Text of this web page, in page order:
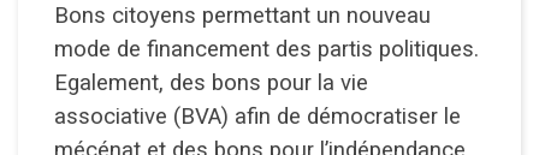
Bons citoyens permettant un nouveau
mode de financement des partis politiques.
Egalement, des bons pour la vie
associative (BVA) afin de démocratiser le
mécénat et des bons pour l’indépendance